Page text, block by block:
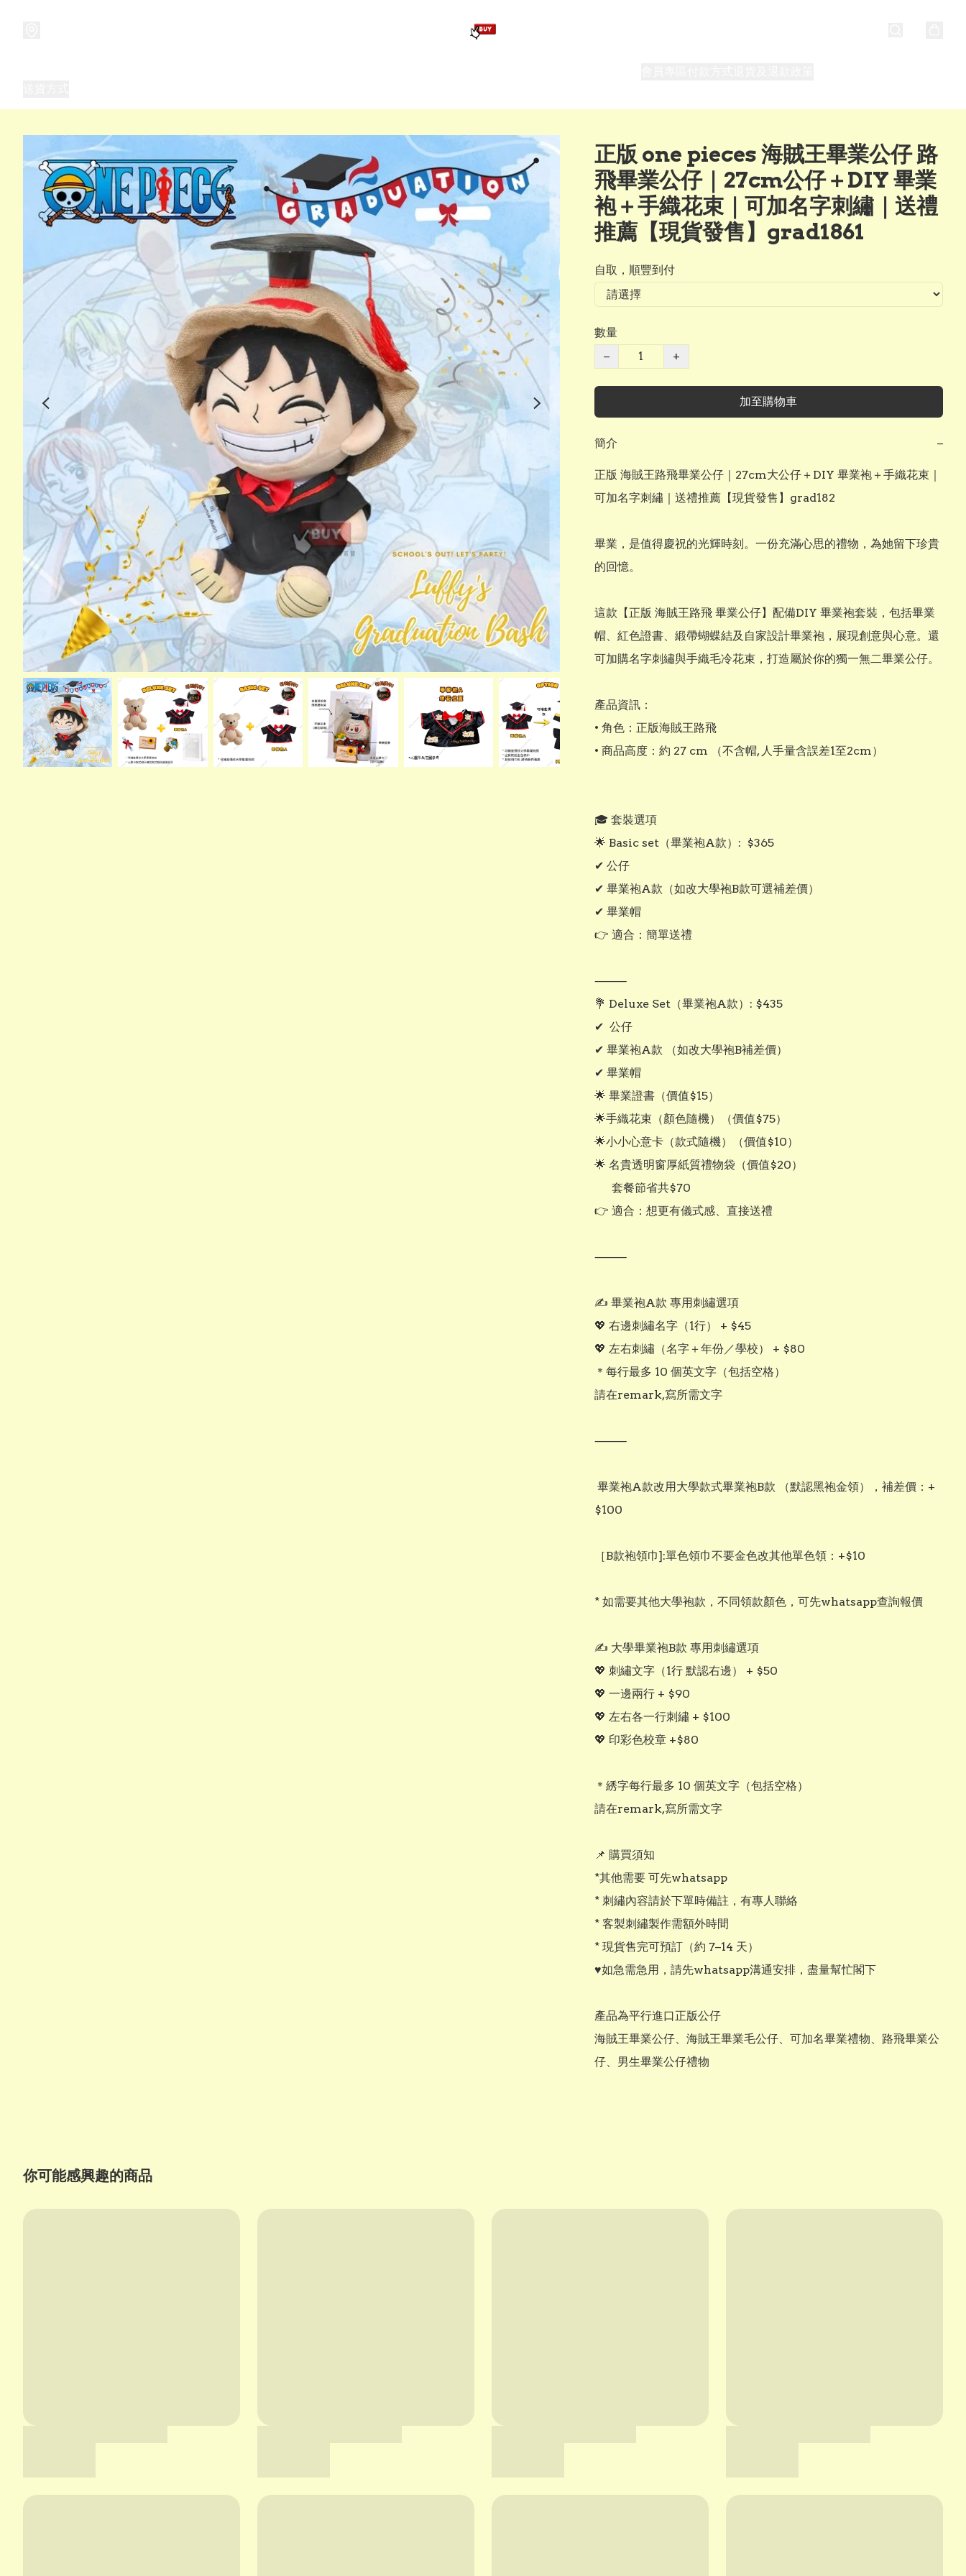
正版 one pieces 海賊王畢業公仔 路
飛畢業公仔｜27cm公仔＋DIY 畢業
袍＋手織花束｜可加名字刺繡｜送禮
推薦【現貨發售】grad1861
自取，順豐到付
數量
−
+
加至購物車
簡介 −
正版 海賊王路飛畢業公仔｜27cm大公仔＋DIY 畢業袍＋手織花束｜
可加名字刺繡｜送禮推薦【現貨發售】grad182
畢業，是值得慶祝的光輝時刻。一份充滿心思的禮物，為她留下珍貴
的回憶。
這款【正版 海賊王路飛 畢業公仔】配備DIY 畢業袍套裝，包括畢業
帽、紅色證書、緞帶蝴蝶結及自家設計畢業袍，展現創意與心意。還
可加購名字刺繡與手織毛冷花束，打造屬於你的獨一無二畢業公仔。
產品資訊：
• 角色：正版海賊王路飛
• 商品高度：約 27 cm （不含帽, 人手量含誤差1至2cm）
🎓 套裝選項
🌟 Basic set（畢業袍A款）:  $365
✔ 公仔
✔ 畢業袍A款（如改大學袍B款可選補差價）
✔ 畢業帽
👉 適合：簡單送禮
⸻
💐 Deluxe Set（畢業袍A款）: $435
✔  公仔
✔ 畢業袍A款 （如改大學袍B補差價）
✔ 畢業帽
🌟 畢業證書（價值$15）
🌟手織花束（顏色隨機）（價值$75）
🌟小小心意卡（款式隨機）（價值$10）
🌟 名貴透明窗厚紙質禮物袋（價值$20）
👉 適合：想更有儀式感、直接送禮
⸻
✍️ 畢業袍A款 專用刺繡選項
💖 右邊刺繡名字（1行） + $45
💖 左右刺繡（名字＋年份／學校） + $80
＊每行最多 10 個英文字（包括空格）
請在remark,寫所需文字
⸻
$100
［B款袍領巾]:單色領巾不要金色改其他單色領：+$10
* 如需要其他大學袍款，不同領款顏色，可先whatsapp查詢報價
✍️ 大學畢業袍B款 專用刺繡選項
💖 刺繡文字（1行 默認右邊） + $50
💖 一邊兩行 + $90
💖 左右各一行刺繡 + $100
💖 印彩色校章 +$80
＊綉字每行最多 10 個英文字（包括空格）
請在remark,寫所需文字
📌 購買須知
*其他需要 可先whatsapp
* 刺繡內容請於下單時備註，有專人聯絡
* 客製刺繡製作需額外時間
* 現貨售完可預訂（約 7–14 天）
♥️如急需急用，請先whatsapp溝通安排，盡量幫忙閣下
產品為平行進口正版公仔
海賊王畢業公仔、海賊王畢業毛公仔、可加名畢業禮物、路飛畢業公
仔、男生畢業公仔禮物
你可能感興趣的商品